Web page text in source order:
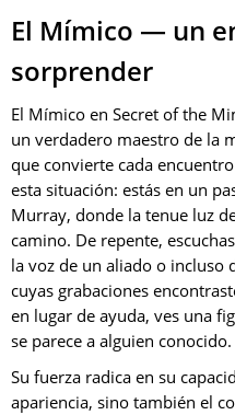
El Mímico — un
sorprender
El Mímico en Secret of the
un verdadero maestro de la
que convierte cada
esta situación: estás en un
Murray, donde la tenue luz
camino. De repente,
la voz de un aliado o incluso
cuyas grabaciones
en lugar de ayuda, ves una
se parece a alguien
Su fuerza radica en su
apariencia, sino también el